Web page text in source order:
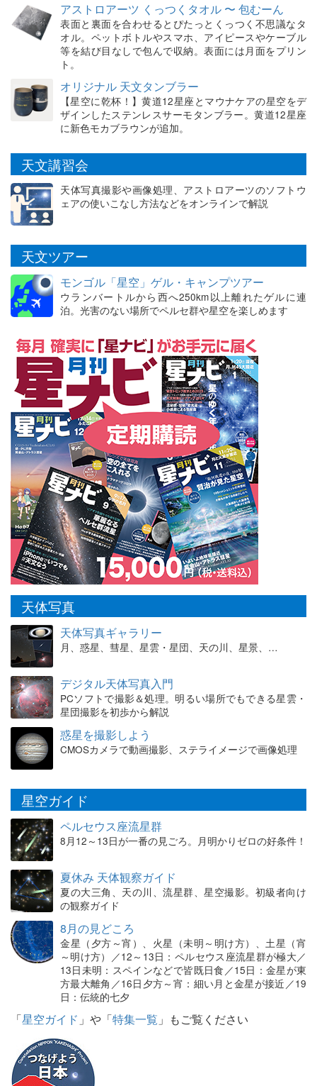
アストロアーツ くっつくタオル 〜 包むーん
表面と裏面を合わせるとぴたっとくっつく不思議なタ
オル。ペットボトルやスマホ、アイピースやケーブル
等を結び目なしで包んで収納。表面には月面をプリン
ト。
オリジナル 天文タンブラー
【星空に乾杯！】黄道12星座とマウナケアの星空をデ
ザインしたステンレスサーモタンブラー。黄道12星座
に新色モカブラウンが追加。
天文講習会
天体写真撮影や画像処理、アストロアーツのソフトウ
ェアの使いこなし方法などをオンラインで解説
天文ツアー
モンゴル「星空」ゲル・キャンプツアー
ウランバートルから西へ250km以上離れたゲルに連
泊。光害のない場所でペルセ群や星空を楽しめます
天体写真
天体写真ギャラリー
月、惑星、彗星、星雲・星団、天の川、星景、…
デジタル天体写真入門
PCソフトで撮影＆処理。明るい場所でもできる星雲・
星団撮影を初歩から解説
惑星を撮影しよう
CMOSカメラで動画撮影、ステライメージで画像処理
星空ガイド
ペルセウス座流星群
8月12～13日が一番の見ごろ。月明かりゼロの好条件！
夏休み 天体観察ガイド
夏の大三角、天の川、流星群、星空撮影。初級者向け
の観察ガイド
8月の見どころ
金星（夕方～宵）、火星（未明～明け方）、土星（宵
～明け方）／12～13日：ペルセウス座流星群が極大／
13日未明：スペインなどで皆既日食／15日：金星が東
方最大離角／16日夕方～宵：細い月と金星が接近／19
日：伝統的七夕
「星空ガイド 」や「特集一覧 」もご覧ください